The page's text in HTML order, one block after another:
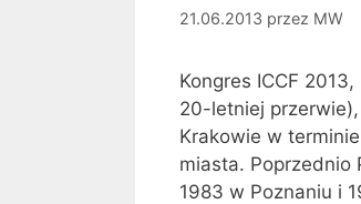
21.06.2013 przez MW
Kongres ICCF
20-letniej
Krakowie w
miasta. Poprzednio
1983 w Poznaniu i